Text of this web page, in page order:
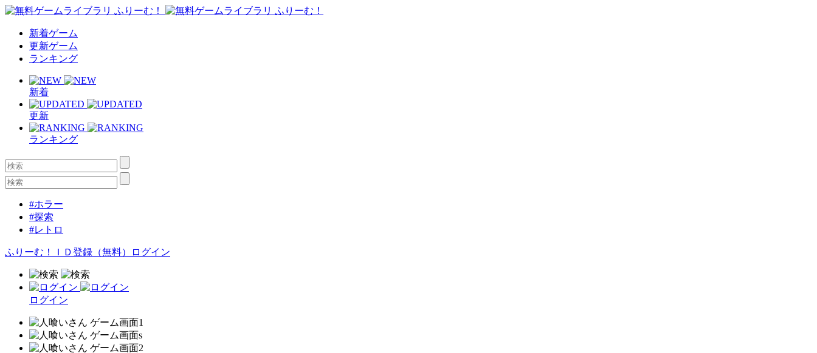
新着ゲーム
更新ゲーム
ランキング
新着
更新
ランキング
#ホラー
#探索
#レトロ
ふりーむ！ＩＤ登録（無料） ログイン
ログイン